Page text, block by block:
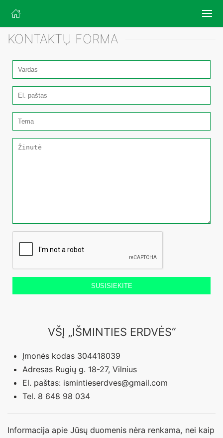
KONTAKTŲ FORMA
SUSISIEKITE
VŠĮ „IŠMINTIES ERDVĖS“
Įmonės kodas 304418039
Adresas Rugių g. 18-27, Vilnius
El. paštas: ismintieserdves@gmail.com
Tel. 8 648 98 034
Informacija apie Jūsų duomenis nėra renkama, nei kaip